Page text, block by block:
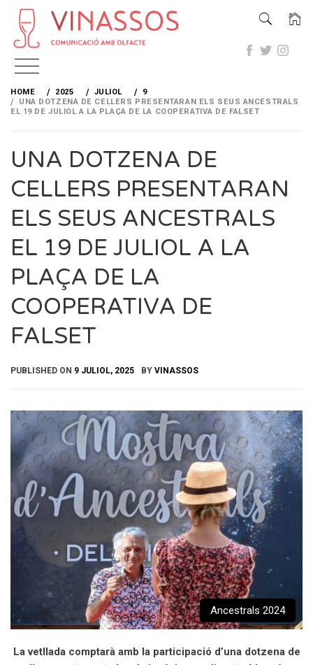
Skip
content
HOME 2025 JULIOL
9
UNA DOTZENA DE CELLERS PRESENTARAN ELS SEUS ANCESTRALS
EL 19 DE JULIOL A LA PLAÇA DE LA COOPERATIVA DE FALSET
UNA DOTZENA DE
CELLERS PRESENTARAN
ELS SEUS ANCESTRALS
EL 19 DE JULIOL A LA
PLAÇA DE LA
COOPERATIVA DE
FALSET
PUBLISHED ON 9 JULIOL, 2025 BY VINASSOS
Ancestrals 2024
La vetllada comptarà amb la participació d’una dotzena de